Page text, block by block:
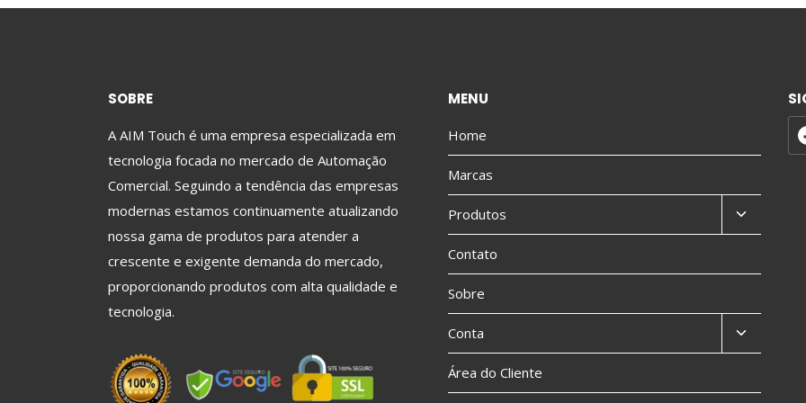
SOBRE
A AIM Touch é uma empresa especializada em
tecnologia focada no mercado de Automação
Comercial. Seguindo a tendência das empresas
modernas estamos continuamente atualizando
nossa gama de produtos para atender a
crescente e exigente demanda do mercado,
proporcionando produtos com alta qualidade e
tecnologia.
MENU
Home
Marcas
Produtos
Contato
Sobre
Conta
Área do Cliente